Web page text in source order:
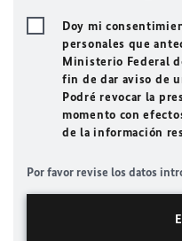
Doy mi
personales que
Ministerio Federal
fin de dar aviso de
Podré revocar la
momento con
de la información
Por favor revise los datos